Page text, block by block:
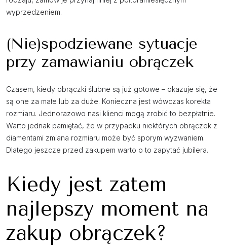
wyprzedzeniem.
(Nie)spodziewane sytuacje
przy zamawianiu obrączek
Czasem, kiedy obrączki ślubne są już gotowe – okazuje się, że
są one za małe lub za duże. Konieczna jest wówczas korekta
rozmiaru. Jednorazowo nasi klienci mogą zrobić to bezpłatnie.
Warto jednak pamiętać, że w przypadku niektórych obrączek z
diamentami zmiana rozmiaru może być sporym wyzwaniem.
Dlatego jeszcze przed zakupem warto o to zapytać jubilera.
Kiedy jest zatem
najlepszy moment na
zakup obrączek?